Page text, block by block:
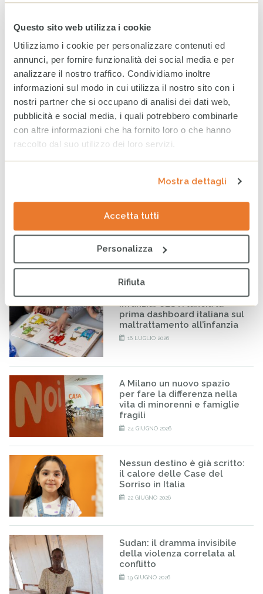
Questo sito web utilizza i cookie
Utilizziamo i cookie per personalizzare contenuti ed
annunci, per fornire funzionalità dei social media e per
analizzare il nostro traffico. Condividiamo inoltre
informazioni sul modo in cui utilizza il nostro sito con i
nostri partner che si occupano di analisi dei dati web,
pubblicità e social media, i quali potrebbero combinarle
con altre informazioni che ha fornito loro o che hanno
raccolto dal suo utilizzo dei loro servizi.
Mostra dettagli
Accetta tutti
Personalizza
Rifiuta
Siria: una crisi umanitaria che si aggrava, l’impegno di
Notizie
Tag
EDUCAZIONE BRASILE BAMBINI
ARTICOLI CORRELATI
World Breastfeeding Week:
in Somalia, sostenere
4 AGOSTO 2026
Rendiconto Campagna
un tetto alla speranza” con il
supporto informativo di Rai
20 LUGLIO 2026
Infanzia: CESVI lancia la
prima dashboard italiana sul
maltrattamento all’infanzia
16 LUGLIO 2026
A Milano un nuovo spazio
per fare la differenza nella
vita di minorenni e famiglie
fragili
24 GIUGNO 2026
Nessun destino è già scritto:
il calore delle Case del
Sorriso in Italia
22 GIUGNO 2026
Sudan: il dramma invisibile
della violenza correlata al
conflitto
19 GIUGNO 2026